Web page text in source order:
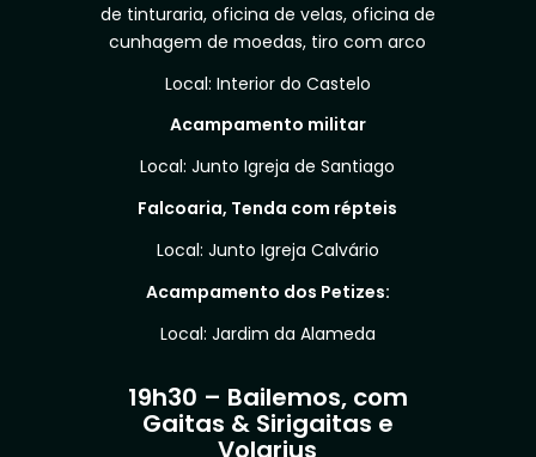
de tinturaria, oficina de velas, oficina de
cunhagem de moedas, tiro com arco
Local: Interior do Castelo
Acampamento militar
Local: Junto Igreja de Santiago
Falcoaria, Tenda com répteis
Local: Junto Igreja Calvário
Acampamento dos Petizes:
Local: Jardim da Alameda
19h30 – Bailemos, com
Gaitas & Sirigaitas e
Volarius